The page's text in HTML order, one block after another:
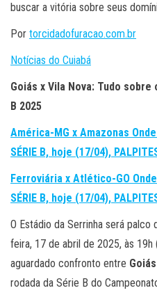
buscar a vitória sobre seus
Por torcidadofuracao.com.br
Notícias do Cuiabá
Goiás x Vila Nova: Tudo
B 2025
América-MG x Amazonas
SÉRIE B, hoje (17/04),
Ferroviária x Atlético-GO
SÉRIE B, hoje (17/04),
O Estádio da Serrinha será
feira, 17 de abril de 2025, às
aguardado confronto entre
rodada da Série B do